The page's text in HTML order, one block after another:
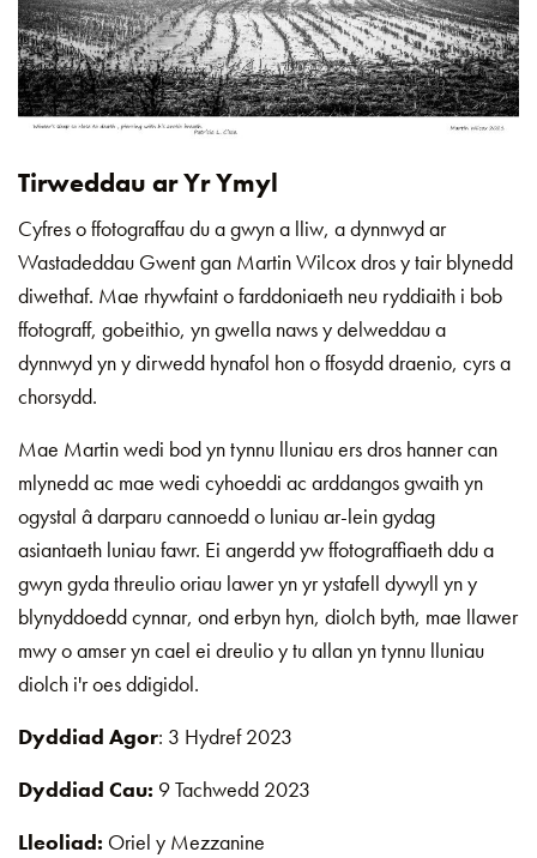
Tirweddau ar Yr Ymyl
Cyfres o ffotograffau du a gwyn a lliw, a dynnwyd ar
Wastadeddau Gwent gan Martin Wilcox dros y tair blynedd
diwethaf. Mae rhywfaint o farddoniaeth neu ryddiaith i bob
ffotograff, gobeithio, yn gwella naws y delweddau a
dynnwyd yn y dirwedd hynafol hon o ffosydd draenio, cyrs a
chorsydd.
Mae Martin wedi bod yn tynnu lluniau ers dros hanner can
mlynedd ac mae wedi cyhoeddi ac arddangos gwaith yn
ogystal â darparu cannoedd o luniau ar-lein gydag
asiantaeth luniau fawr. Ei angerdd yw ffotograffiaeth ddu a
gwyn gyda threulio oriau lawer yn yr ystafell dywyll yn y
blynyddoedd cynnar, ond erbyn hyn, diolch byth, mae llawer
mwy o amser yn cael ei dreulio y tu allan yn tynnu lluniau
diolch i'r oes ddigidol.
Dyddiad Agor: 3 Hydref 2023
Dyddiad Cau: 9 Tachwedd 2023
Lleoliad: Oriel y Mezzanine